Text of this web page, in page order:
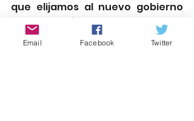
que elijamos al nuevo gobierno
federal-
quienes son realmente
las “corcholatas” que pretenden
acceder a esas posiciones.
Email Facebook Twitter